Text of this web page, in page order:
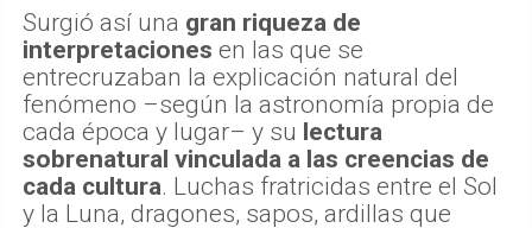
Surgió así una gran riqueza de
interpretaciones en las que se
entrecruzaban la explicación natural del
fenómeno –según la astronomía propia de
cada época y lugar– y su lectura
sobrenatural vinculada a las creencias de
cada cultura. Luchas fratricidas entre el Sol
y la Luna, dragones, sapos, ardillas que